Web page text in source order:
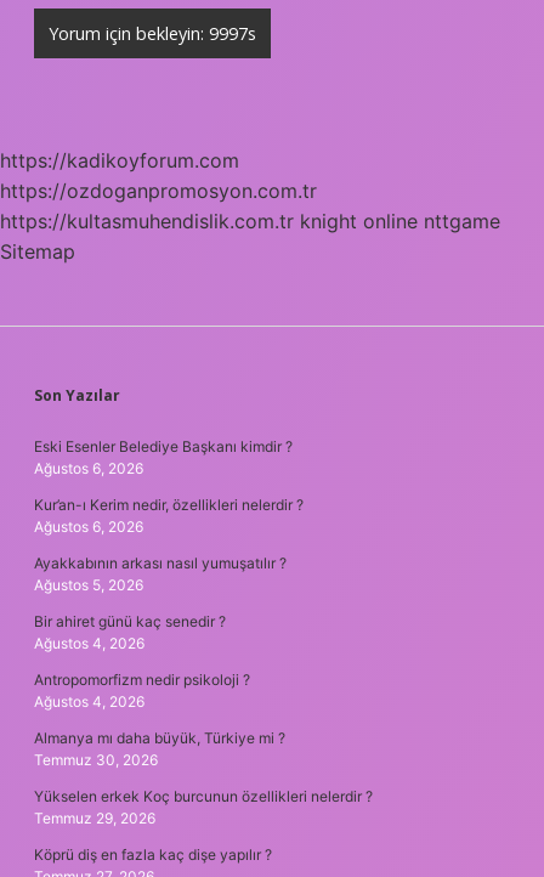
https://kadikoyforum.com
https://ozdoganpromosyon.com.tr
https://kultasmuhendislik.com.tr knight online nttgame
Sitemap
SIDEBAR
Son Yazılar
Eski Esenler Belediye Başkanı kimdir ?
Ağustos 6, 2026
Kur’an-ı Kerim nedir, özellikleri nelerdir ?
Ağustos 6, 2026
Ayakkabının arkası nasıl yumuşatılır ?
Ağustos 5, 2026
Bir ahiret günü kaç senedir ?
Ağustos 4, 2026
Antropomorfizm nedir psikoloji ?
Ağustos 4, 2026
Almanya mı daha büyük, Türkiye mi ?
Temmuz 30, 2026
Yükselen erkek Koç burcunun özellikleri nelerdir ?
Temmuz 29, 2026
Köprü diş en fazla kaç dişe yapılır ?